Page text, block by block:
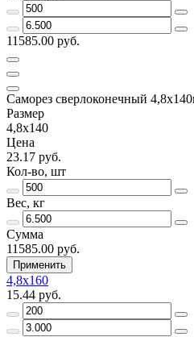
11585.00 руб.
Саморез сверлоконечный
Размер
4,8х140
Цена
23.17 руб.
Кол-во, шт
Вес, кг
Сумма
11585.00 руб.
Применить
4,8х160
15.44 руб.